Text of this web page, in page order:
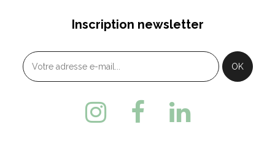
Inscription newsletter